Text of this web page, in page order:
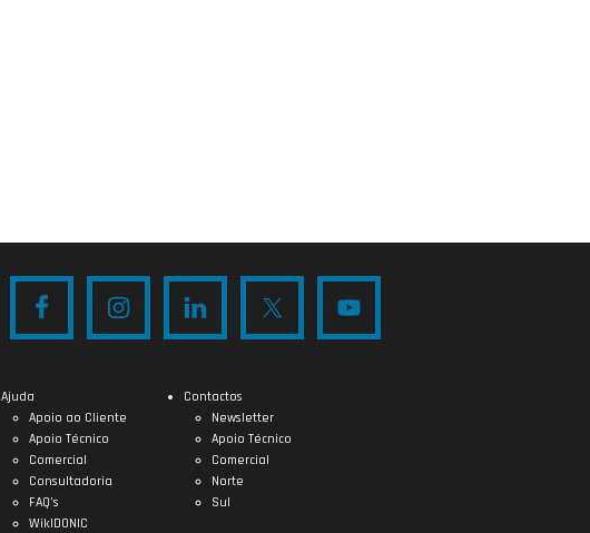
Ajuda
Apoio ao Cliente
Apoio Técnico
Comercial
Consultadoria
FAQ’s
WikIDONIC
Contactos
Newsletter
Apoio Técnico
Comercial
Norte
Sul